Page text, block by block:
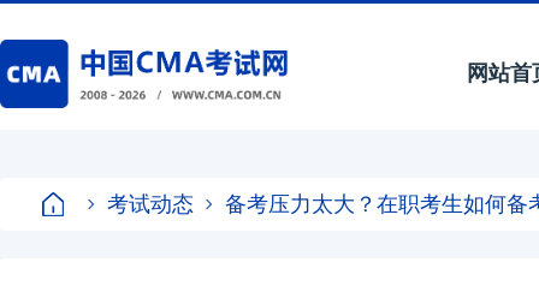
网站首
考试动态 备考压力太大？在职考生如何备